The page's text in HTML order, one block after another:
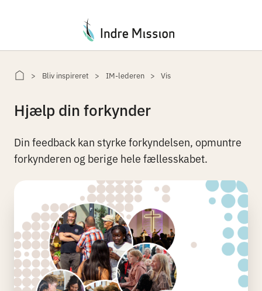
Bliv inspireret IM-lederen Vis
Hjælp din forkynder
Din feedback kan styrke forkyndelsen, opmuntre
forkynderen og berige hele fællesskabet.